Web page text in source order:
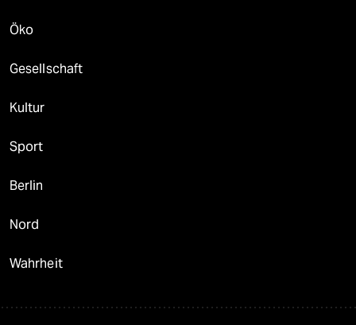
Öko
Gesellschaft
Kultur
Sport
Berlin
Nord
Wahrheit